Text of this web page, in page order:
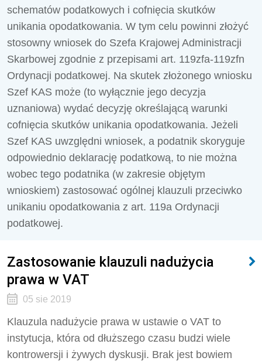
schematów podatkowych i cofnięcia skutków
unikania opodatkowania. W tym celu powinni złożyć
stosowny wniosek do Szefa Krajowej Administracji
Skarbowej zgodnie z przepisami art. 119zfa-119zfn
Ordynacji podatkowej. Na skutek złożonego wniosku
Szef KAS może (to wyłącznie jego decyzja
uznaniowa) wydać decyzję określającą warunki
cofnięcia skutków unikania opodatkowania. Jeżeli
Szef KAS uwzględni wniosek, a podatnik skoryguje
odpowiednio deklarację podatkową, to nie można
wobec tego podatnika (w zakresie objętym
wnioskiem) zastosować ogólnej klauzuli przeciwko
unikaniu opodatkowania z art. 119a Ordynacji
podatkowej.
Zastosowanie klauzuli nadużycia
prawa w VAT
05 sie 2019
Klauzula nadużycie prawa w ustawie o VAT to
instytucja, która od dłuższego czasu budzi wiele
kontrowersji i żywych dyskusji. Brak jest bowiem